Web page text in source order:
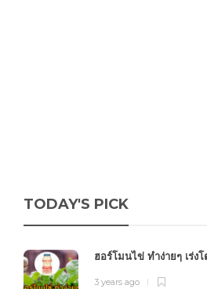
TODAY'S PICK
ฮอร์โมนไข่ ทำง่ายๆ เร่งโ
3 years ago